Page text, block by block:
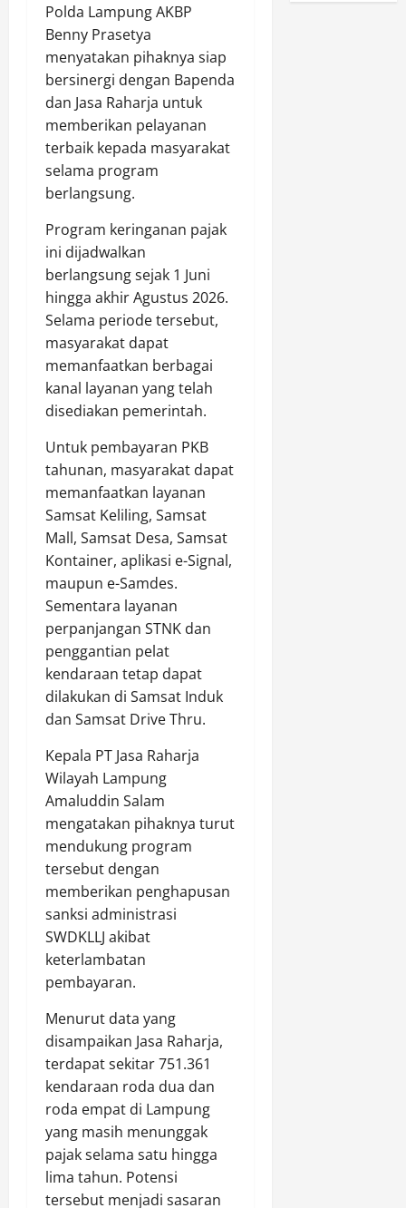
Polda Lampung AKBP
Benny Prasetya
menyatakan pihaknya siap
bersinergi dengan Bapenda
dan Jasa Raharja untuk
memberikan pelayanan
terbaik kepada masyarakat
selama program
berlangsung.
Program keringanan pajak
ini dijadwalkan
berlangsung sejak 1 Juni
hingga akhir Agustus 2026.
Selama periode tersebut,
masyarakat dapat
memanfaatkan berbagai
kanal layanan yang telah
disediakan pemerintah.
Untuk pembayaran PKB
tahunan, masyarakat dapat
memanfaatkan layanan
Samsat Keliling, Samsat
Mall, Samsat Desa, Samsat
Kontainer, aplikasi e-Signal,
maupun e-Samdes.
Sementara layanan
perpanjangan STNK dan
penggantian pelat
kendaraan tetap dapat
dilakukan di Samsat Induk
dan Samsat Drive Thru.
Kepala PT Jasa Raharja
Wilayah Lampung
Amaluddin Salam
mengatakan pihaknya turut
mendukung program
tersebut dengan
memberikan penghapusan
sanksi administrasi
SWDKLLJ akibat
keterlambatan
pembayaran.
Menurut data yang
disampaikan Jasa Raharja,
terdapat sekitar 751.361
kendaraan roda dua dan
roda empat di Lampung
yang masih menunggak
pajak selama satu hingga
lima tahun. Potensi
tersebut menjadi sasaran